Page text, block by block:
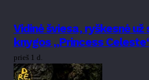
Vidinė šviesa, ryškesnė už
knygos „Princess
prieš 1 d.